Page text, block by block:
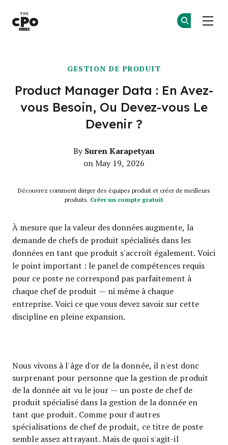
GESTION DE PRODUIT
Product Manager Data : En Avez-
vous Besoin, Ou Devez-vous Le
Devenir ?
BySuren Karapetyan
on May 19, 2026
Découvrez comment diriger des équipes produit et créer de meilleurs
produits. Créer un compte gratuit
À mesure que la valeur des données augmente, la
demande de chefs de produit spécialisés dans les
données en tant que produit s'accroît également. Voici
le point important : le panel de compétences requis
pour ce poste ne correspond pas parfaitement à
chaque chef de produit — ni même à chaque
entreprise. Voici ce que vous devez savoir sur cette
discipline en pleine expansion.
Nous vivons à l'âge d'or de la donnée, il n'est donc
surprenant pour personne que la gestion de produit
de la donnée ait vu le jour — un poste de chef de
produit spécialisé dans la gestion de la donnée en
tant que produit. Comme pour d'autres
spécialisations de chef de produit, ce titre de poste
semble assez attrayant. Mais de quoi s'agit-il